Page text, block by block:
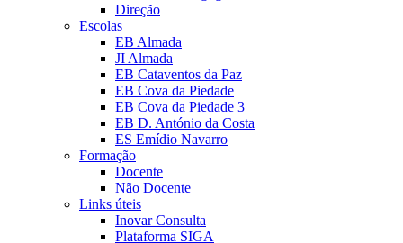
Direção
Escolas
EB Almada
JI Almada
EB Cataventos da Paz
EB Cova da Piedade
EB Cova da Piedade 3
EB D. António da Costa
ES Emídio Navarro
Formação
Docente
Não Docente
Links úteis
Inovar Consulta
Plataforma SIGA